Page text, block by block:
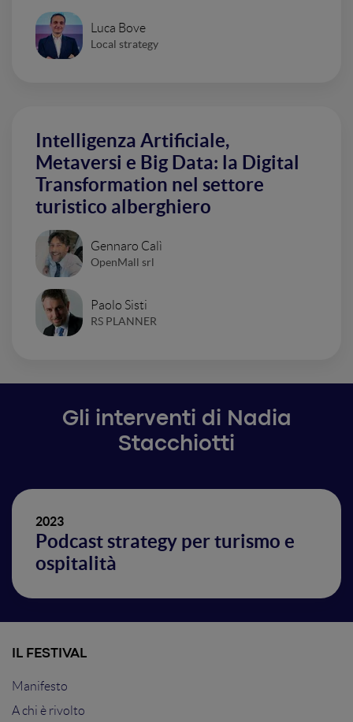
Luca Bove
Local strategy
Intelligenza Artificiale,
Metaversi e Big Data: la Digital
Transformation nel settore
turistico alberghiero
Gennaro Calì
OpenMall srl
Paolo Sisti
RS PLANNER
Gli interventi di Nadia
Stacchiotti
2023
Podcast strategy per turismo e
ospitalità
IL FESTIVAL
Manifesto
A chi è rivolto